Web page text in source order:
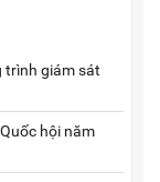
trình giám sát
hội năm